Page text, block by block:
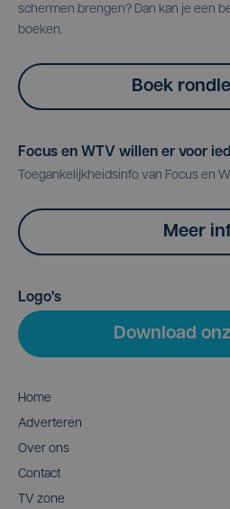
schermen brengen? Dan kan je een
boeken.
Boek
Focus en WTV willen er voor
Toegankelijkheidsinfo van Focus en
Meer
Logo's
Download
Home
Adverteren
Over ons
Contact
TV zone